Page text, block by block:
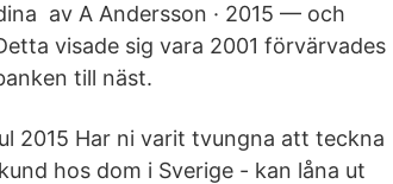
av A Andersson · 2015 — och
visade sig vara 2001 förvärvades
till näst.
2015 Har ni varit tvungna att teckna
hos dom i Sverige - kan låna ut